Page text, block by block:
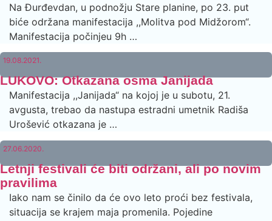
Na Đurđevdan, u podnožju Stare planine, po 23. put
biće održana manifestacija ,,Molitva pod Midžorom“.
Manifestacija počinjeu 9h …
19.08.2021.
LUKOVO: Otkazana osma Janijada
Manifestacija ,,Janijada“ na kojoj je u subotu, 21.
avgusta, trebao da nastupa estradni umetnik Radiša
Urošević otkazana je …
27.06.2020.
Letnji festivali će biti održani, ali po novim
pravilima
Iako nam se činilo da će ovo leto proći bez festivala,
situacija se krajem maja promenila. Pojedine